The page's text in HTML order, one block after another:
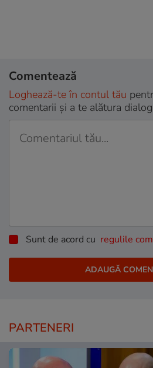
Comentează
Loghează-te în contul tău
comentarii și a te alătura
Sunt de acord cu regulile
PARTENERI